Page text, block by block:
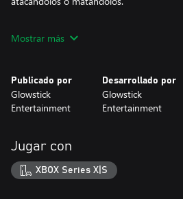
salvar su propia alma. Al final de cada
los supervivientes mortales restantes. Al
obtendrá el derecho a conservar su alma.
Mortals:
- Laberintos únicos inspirados y
Deception.
Mostrar más
Publicado por
Glowstick
Entertainment
Desarrollado por
Glowstick
Entertainment
Jugar con
XBOX Series X|S